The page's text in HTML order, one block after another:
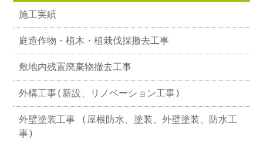
施工実績
庭造作物・植木・植栽伐採撤去工事
敷地内残置廃棄物撤去工事
外構工事(新設、リノベーション工事)
外壁塗装工事 (屋根防水、塗装、外壁塗装、防水工
事)